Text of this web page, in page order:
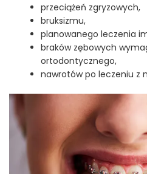
przeciążeń zgryzowych,
bruksizmu,
planowanego leczenia
braków zębowych
ortodontycznego,
nawrotów po leczeniu z